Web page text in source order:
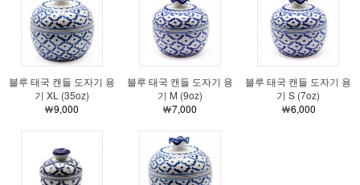
블루 태국 캔들 도자기 용
기 XL (35oz)
￦9,000
블루 태국 캔들 도자기 용
기 M (9oz)
￦7,000
블루 태국 캔들 도자기 용
기 S (7oz)
￦6,000